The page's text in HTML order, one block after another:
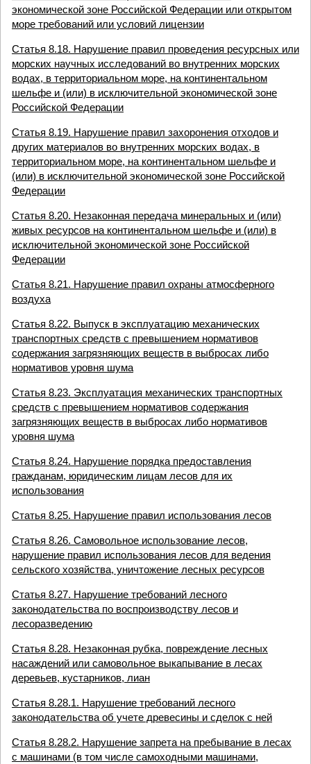
экономической зоне Российской Федерации или открытом
море требований или условий лицензии
Статья 8.18. Нарушение правил проведения ресурсных или
морских научных исследований во внутренних морских
водах, в территориальном море, на континентальном
шельфе и (или) в исключительной экономической зоне
Российской Федерации
Статья 8.19. Нарушение правил захоронения отходов и
других материалов во внутренних морских водах, в
территориальном море, на континентальном шельфе и
(или) в исключительной экономической зоне Российской
Федерации
Статья 8.20. Незаконная передача минеральных и (или)
живых ресурсов на континентальном шельфе и (или) в
исключительной экономической зоне Российской
Федерации
Статья 8.21. Нарушение правил охраны атмосферного
воздуха
Статья 8.22. Выпуск в эксплуатацию механических
транспортных средств с превышением нормативов
содержания загрязняющих веществ в выбросах либо
нормативов уровня шума
Статья 8.23. Эксплуатация механических транспортных
средств с превышением нормативов содержания
загрязняющих веществ в выбросах либо нормативов
уровня шума
Статья 8.24. Нарушение порядка предоставления
гражданам, юридическим лицам лесов для их
использования
Статья 8.25. Нарушение правил использования лесов
Статья 8.26. Самовольное использование лесов,
нарушение правил использования лесов для ведения
сельского хозяйства, уничтожение лесных ресурсов
Статья 8.27. Нарушение требований лесного
законодательства по воспроизводству лесов и
лесоразведению
Статья 8.28. Незаконная рубка, повреждение лесных
насаждений или самовольное выкапывание в лесах
деревьев, кустарников, лиан
Статья 8.28.1. Нарушение требований лесного
законодательства об учете древесины и сделок с ней
Статья 8.28.2. Нарушение запрета на пребывание в лесах
с машинами (в том числе самоходными машинами,